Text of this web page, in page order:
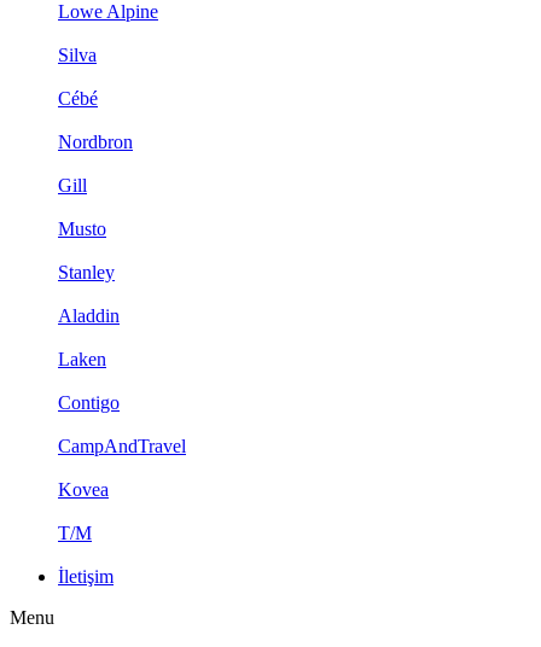
Lowe Alpine
Silva
Cébé
Nordbron
Gill
Musto
Stanley
Aladdin
Laken
Contigo
CampAndTravel
Kovea
T/M
İletişim
Menu